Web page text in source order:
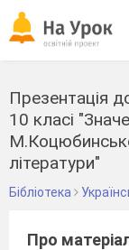
Презентація
10 класі
літератури"
Бібліотека
Про